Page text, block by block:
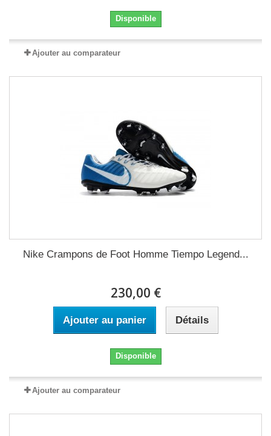
Disponible
Ajouter au comparateur
Nike Crampons de Foot Homme Tiempo Legend...
230,00 €
Ajouter au panier Détails
Disponible
Ajouter au comparateur